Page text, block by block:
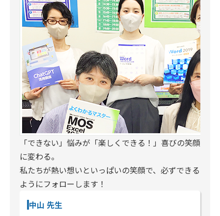
「できない」悩みが「楽しくできる！」喜びの笑顔
に変わる。
私たちが熱い想いといっぱいの笑顔で、必ずできる
ようにフォローします！
中山 先生